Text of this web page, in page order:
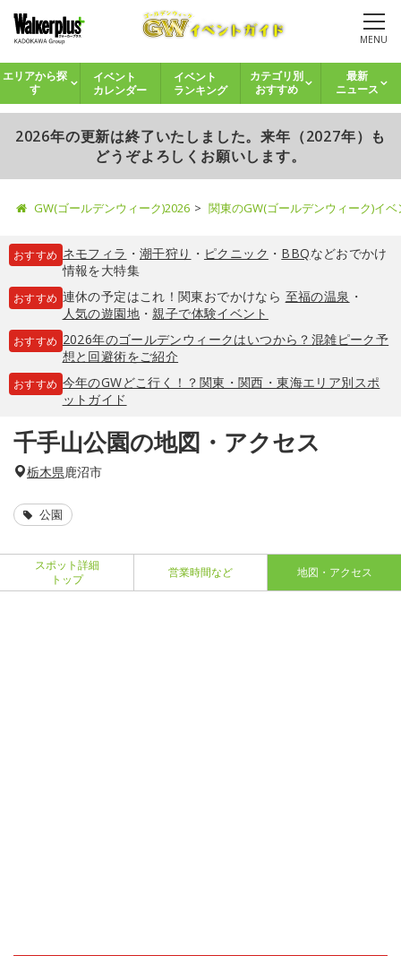
MENU
エリアから探
す
イベント
カレンダー
イベント
ランキング
カテゴリ別
おすすめ
最新
ニュース
2026年の更新は終了いたしました。来年（2027年）も
どうぞよろしくお願いします。
GW(ゴールデンウィーク)2026 関東のGW(ゴールデンウィーク)イ
おすすめ ネモフィラ ・ 潮干狩り ・ ピクニック ・ BBQなどおでかけ
情報を大特集
おすすめ 連休の予定はこれ！関東おでかけなら 至福の温泉 ・
人気の遊園地・親子で体験イベント
おすすめ 2026年のゴールデンウィークはいつから？混雑ピーク予
想と回避術をご紹介
おすすめ 今年のGWどこ行く！？関東・関西・東海エリア別スポ
ットガイド
千手山公園の地図・アクセス
栃木県鹿沼市
公園
スポット詳細
トップ
営業時間など 地図・アクセス